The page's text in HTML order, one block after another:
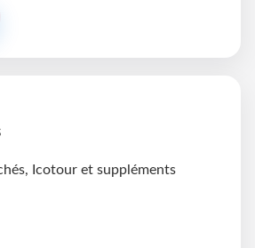
Icotour et suppléments